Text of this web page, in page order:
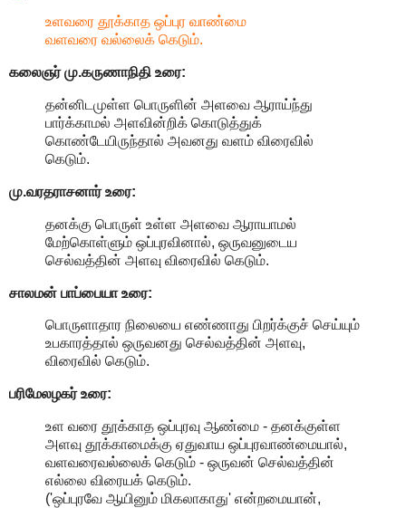
உளவரை தூக்காத ஒப்புர வாண்மை
வளவரை வல்லைக் கெடும்.
கலைஞர் மு.கருணாநிதி உரை:
தன்னிடமுள்ள பொருளின் அளவை ஆராய்ந்து
பார்க்காமல் அளவின்றிக் கொடுத்துக்
கொண்டேயிருந்தால் அவனது வளம் விரைவில்
கெடும்.
மு.வரதராசனார்உரை:
தனக்கு பொருள் உள்ள அளவை ஆராயாமல்
மேற்கொள்ளும் ஒப்புரவினால், ஒருவனுடைய
செல்வத்தின் அளவு விரைவில் கெடும்.
சாலமன் பாப்பையா உரை:
பொருளாதார நிலையை எண்ணாது பிறர்க்குச் செய்யும்
உபகாரத்தால் ஒருவனது செல்வத்தின் அளவு,
விரைவில் கெடும்.
பரிமேலழகர் உரை:
உள வரை தூக்காத ஒப்புரவு ஆண்மை - தனக்குள்ள
அளவு தூக்காமைக்கு ஏதுவாய ஒப்புரவாண்மையால்,
வளவரைவல்லைக் கெடும் - ஒருவன் செல்வத்தின்
எல்லை விரையக் கெடும்.
('ஒப்புரவே ஆயினும் மிகலாகாது' என்றமையான்,